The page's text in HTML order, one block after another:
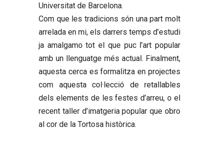
Universitat de Barcelona.
Com que les tradicions són una part molt
arrelada en mi, els darrers temps d’estudi
ja amalgamo tot el que puc l’art popular
amb un llenguatge més actual. Finalment,
aquesta cerca es formalitza en projectes
com aquesta col·lecció de retallables
dels elements de les festes d’arreu, o el
recent taller d’imatgeria popular que obro
al cor de la Tortosa històrica.